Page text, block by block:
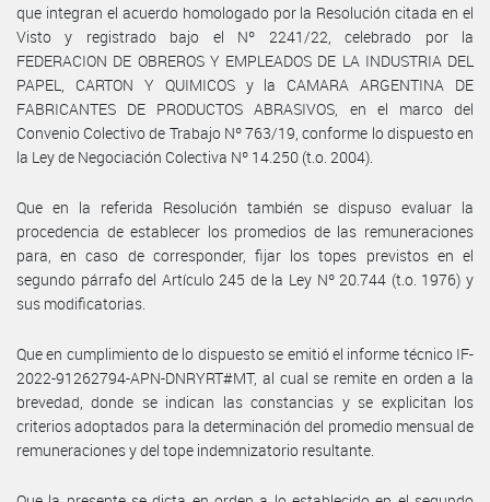
que integran el acuerdo homologado por la Resolución citada en el
Visto y registrado bajo el Nº 2241/22, celebrado por la
FEDERACION DE OBREROS Y EMPLEADOS DE LA INDUSTRIA DEL
PAPEL, CARTON Y QUIMICOS y la CAMARA ARGENTINA DE
FABRICANTES DE PRODUCTOS ABRASIVOS, en el marco del
Convenio Colectivo de Trabajo Nº 763/19, conforme lo dispuesto en
la Ley de Negociación Colectiva Nº 14.250 (t.o. 2004).
Que en la referida Resolución también se dispuso evaluar la
procedencia de establecer los promedios de las remuneraciones
para, en caso de corresponder, fijar los topes previstos en el
segundo párrafo del Artículo 245 de la Ley Nº 20.744 (t.o. 1976) y
sus modificatorias.
Que en cumplimiento de lo dispuesto se emitió el informe técnico IF-
2022-91262794-APN-DNRYRT#MT, al cual se remite en orden a la
brevedad, donde se indican las constancias y se explicitan los
criterios adoptados para la determinación del promedio mensual de
remuneraciones y del tope indemnizatorio resultante.